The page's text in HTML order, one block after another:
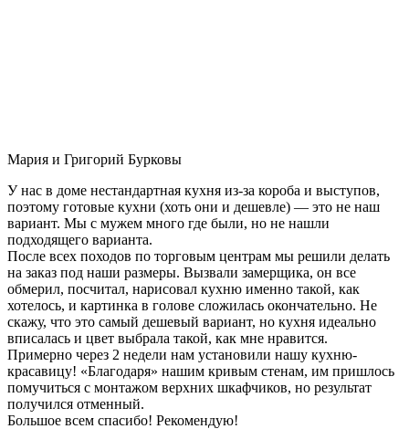
Мария и Григорий Бурковы
У нас в доме нестандартная кухня из-за короба и выступов,
поэтому готовые кухни (хоть они и дешевле) — это не наш
вариант. Мы с мужем много где были, но не нашли
подходящего варианта.
После всех походов по торговым центрам мы решили делать
на заказ под наши размеры. Вызвали замерщика, он все
обмерил, посчитал, нарисовал кухню именно такой, как
хотелось, и картинка в голове сложилась окончательно. Не
скажу, что это самый дешевый вариант, но кухня идеально
вписалась и цвет выбрала такой, как мне нравится.
Примерно через 2 недели нам установили нашу кухню-
красавицу! «Благодаря» нашим кривым стенам, им пришлось
помучиться с монтажом верхних шкафчиков, но результат
получился отменный.
Большое всем спасибо! Рекомендую!